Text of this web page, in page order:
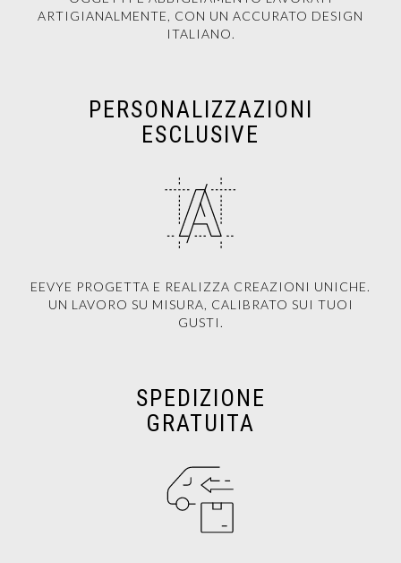
ARTIGIANALMENTE, CON UN ACCURATO DESIGN
ITALIANO.
PERSONALIZZAZIONI
ESCLUSIVE
EEVYE PROGETTA E REALIZZA CREAZIONI UNICHE.
UN LAVORO SU MISURA, CALIBRATO SUI TUOI
GUSTI.
SPEDIZIONE
GRATUITA